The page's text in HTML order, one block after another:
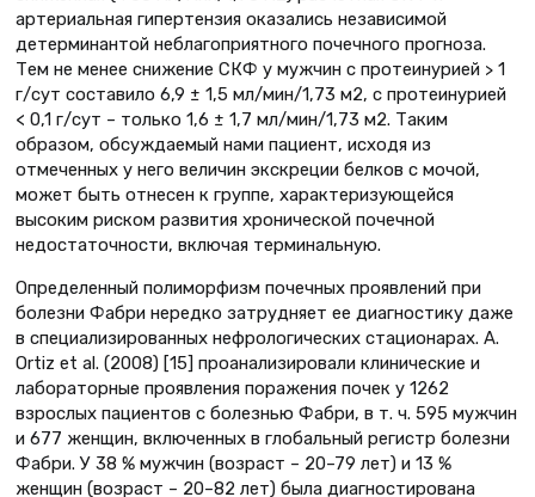
артериальная гипертензия оказались независимой
детерминантой неблагоприятного почечного прогноза.
Тем не менее снижение СКФ у мужчин с протеинурией > 1
г/сут составило 6,9 ± 1,5 мл/мин/1,73 м2, с протеинурией
< 0,1 г/сут – только 1,6 ± 1,7 мл/мин/1,73 м2. Таким
образом, обсуждаемый нами пациент, исходя из
отмеченных у него величин экскреции белков с мочой,
может быть отнесен к группе, характеризующейся
высоким риском развития хронической почечной
недостаточности, включая терминальную.
Определенный полиморфизм почечных проявлений при
болезни Фабри нередко затрудняет ее диагностику даже
в специализированных нефрологических стационарах. A.
Ortiz et al. (2008) [15] проанализировали клинические и
лабораторные проявления поражения почек у 1262
взрослых пациентов с болезнью Фабри, в т. ч. 595 мужчин
и 677 женщин, включенных в глобальный регистр болезни
Фабри. У 38 % мужчин (возраст – 20–79 лет) и 13 %
женщин (возраст – 20–82 лет) была диагностирована